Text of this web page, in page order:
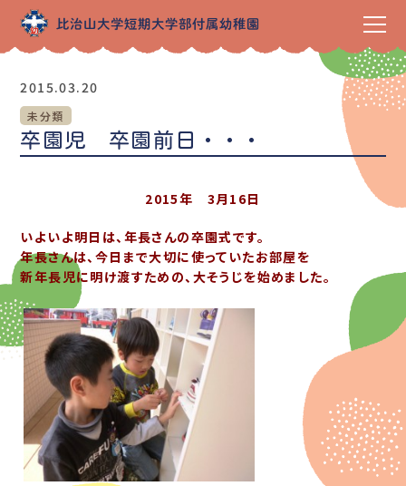
2015.03.20
未分類
卒園児 卒園前日・・・
2015年 3月16日
いよいよ明日は、年長さんの卒園式です。
年長さんは、今日まで大切に使っていたお部屋を
新年長児に明け渡すための、大そうじを始めました。